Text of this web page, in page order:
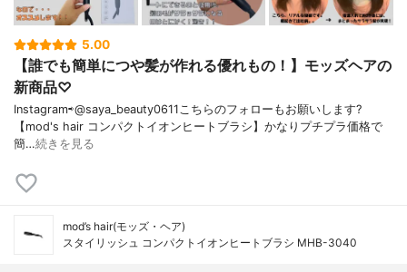
5.00
【誰でも簡単につや髪が作れる優れもの！】モッズヘアの
新商品♡
Instagram⇨@saya_beauty0611こちらのフォローもお願いします?
【mod's hair コンパクトイオンヒートブラシ】かなりプチプラ価格で
簡…続きを見る
mod’s hair(モッズ・ヘア)
スタイリッシュ コンパクトイオンヒートブラシ MHB-3040